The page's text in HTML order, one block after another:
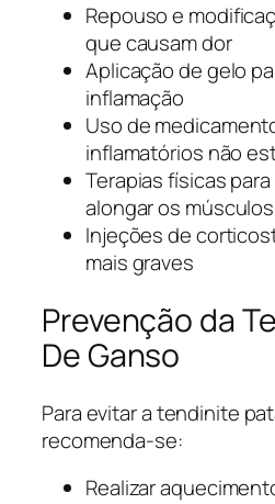
Repouso e
que causam dor
Aplicação de gelo
inflamação
Uso de
inflamatórios não
Terapias físicas
alongar os músculos
Injeções de
mais graves
Prevenção da
De Ganso
Para evitar a tendinite
recomenda-se:
Realizar